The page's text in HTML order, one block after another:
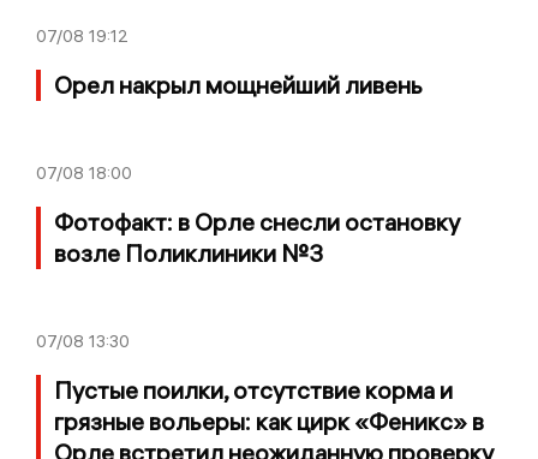
07/08 19:12
Орел накрыл мощнейший ливень
07/08 18:00
Фотофакт: в Орле снесли остановку
возле Поликлиники №3
07/08 13:30
Пустые поилки, отсутствие корма и
грязные вольеры: как цирк «Феникс» в
Орле встретил неожиданную проверку